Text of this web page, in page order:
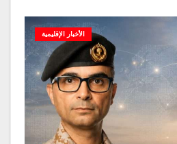
الأخبار الإقليمية